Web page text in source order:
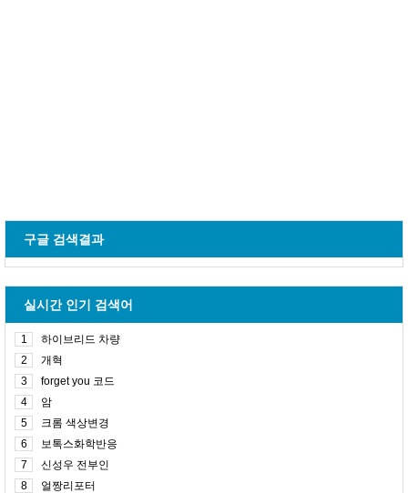
구글 검색결과
실시간 인기 검색어
1
하이브리드 차량
2
개혁
3
forget you 코드
4
암
5
크롬 색상변경
6
보톡스화학반응
7
신성우 전부인
8
얼짱리포터